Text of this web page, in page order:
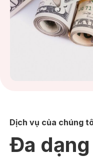
Dịch vụ của chúng
Đa